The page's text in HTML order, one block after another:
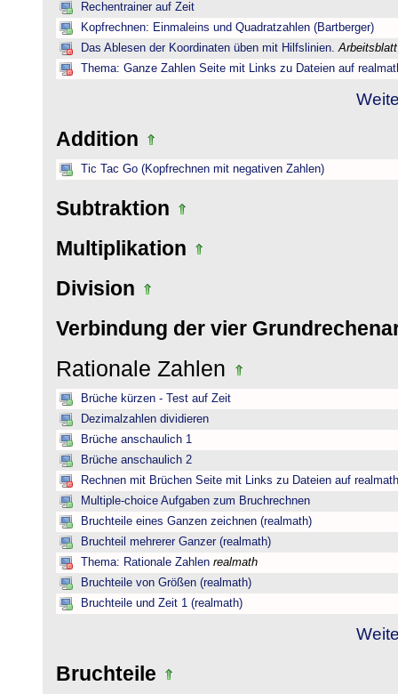
Rechentrainer auf Zeit
Kopfrechnen: Einmaleins und Quadratzahlen (Bartberger)
Das Ablesen der Koordinaten üben mit Hilfslinien.
Thema: Ganze Zahlen Seite mit Links zu Dateien auf
Addition
Tic Tac Go (Kopfrechnen mit negativen Zahlen)
Subtraktion
Multiplikation
Division
Verbindung der vier
Rationale Zahlen
Brüche kürzen - Test auf Zeit
Dezimalzahlen dividieren
Brüche anschaulich 1
Brüche anschaulich 2
Rechnen mit Brüchen Seite mit Links zu Dateien auf
Multiple-choice Aufgaben zum Bruchrechnen
Bruchteile eines Ganzen zeichnen (realmath)
Bruchteil mehrerer Ganzer (realmath)
Thema: Rationale Zahlen realmath
Bruchteile von Größen (realmath)
Bruchteile und Zeit 1 (realmath)
Bruchteile